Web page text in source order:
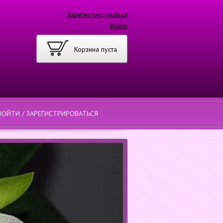
Корзина пуста
Зарегистрироваться
Войти
/ ЗАРЕГИСТРИРОВАТЬСЯ